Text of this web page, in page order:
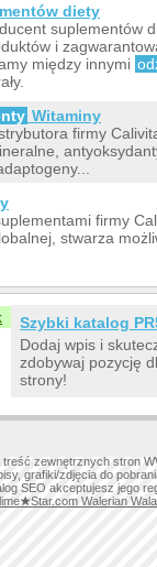
diety
suplementów
i
między innymi
Witaminy
firmy
firmy
stwarza
Szybki katalog
Dodaj wpis i
zdobywaj pozycję
strony!
treść zewnętrznych stron
grafiki/zdjęcia do
SEO akceptujesz jego
★Star.com Walerian